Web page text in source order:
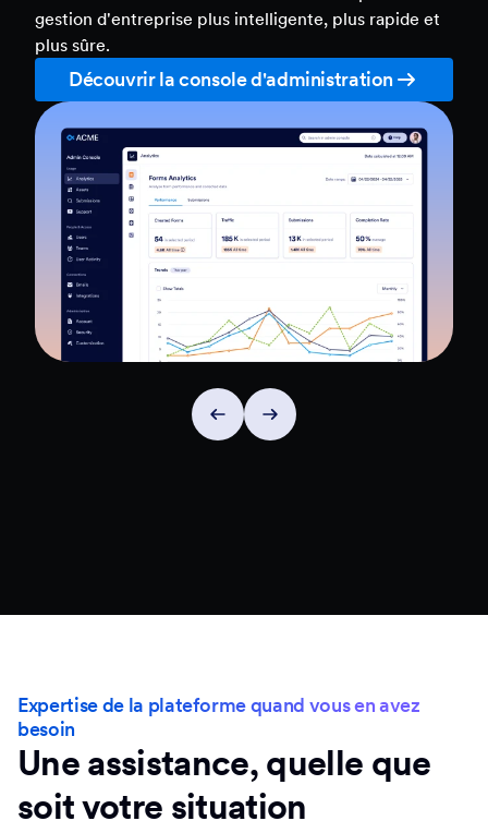
gestion d'entreprise plus intelligente, plus rapide et
plus sûre.
Découvrir la console d'administration
Expertise de la plateforme quand vous en avez
besoin
Une assistance, quelle que
soit votre situation